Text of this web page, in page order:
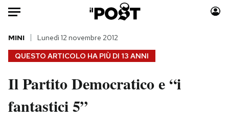
Auto
HOME
Italia
Politica
Moda
QUESTO ARTICOLO HA PIÙ DI 13 ANNI
MINI Lunedì 12 novembre 2012
Il Partito Democratico e “i
fantastici 5”